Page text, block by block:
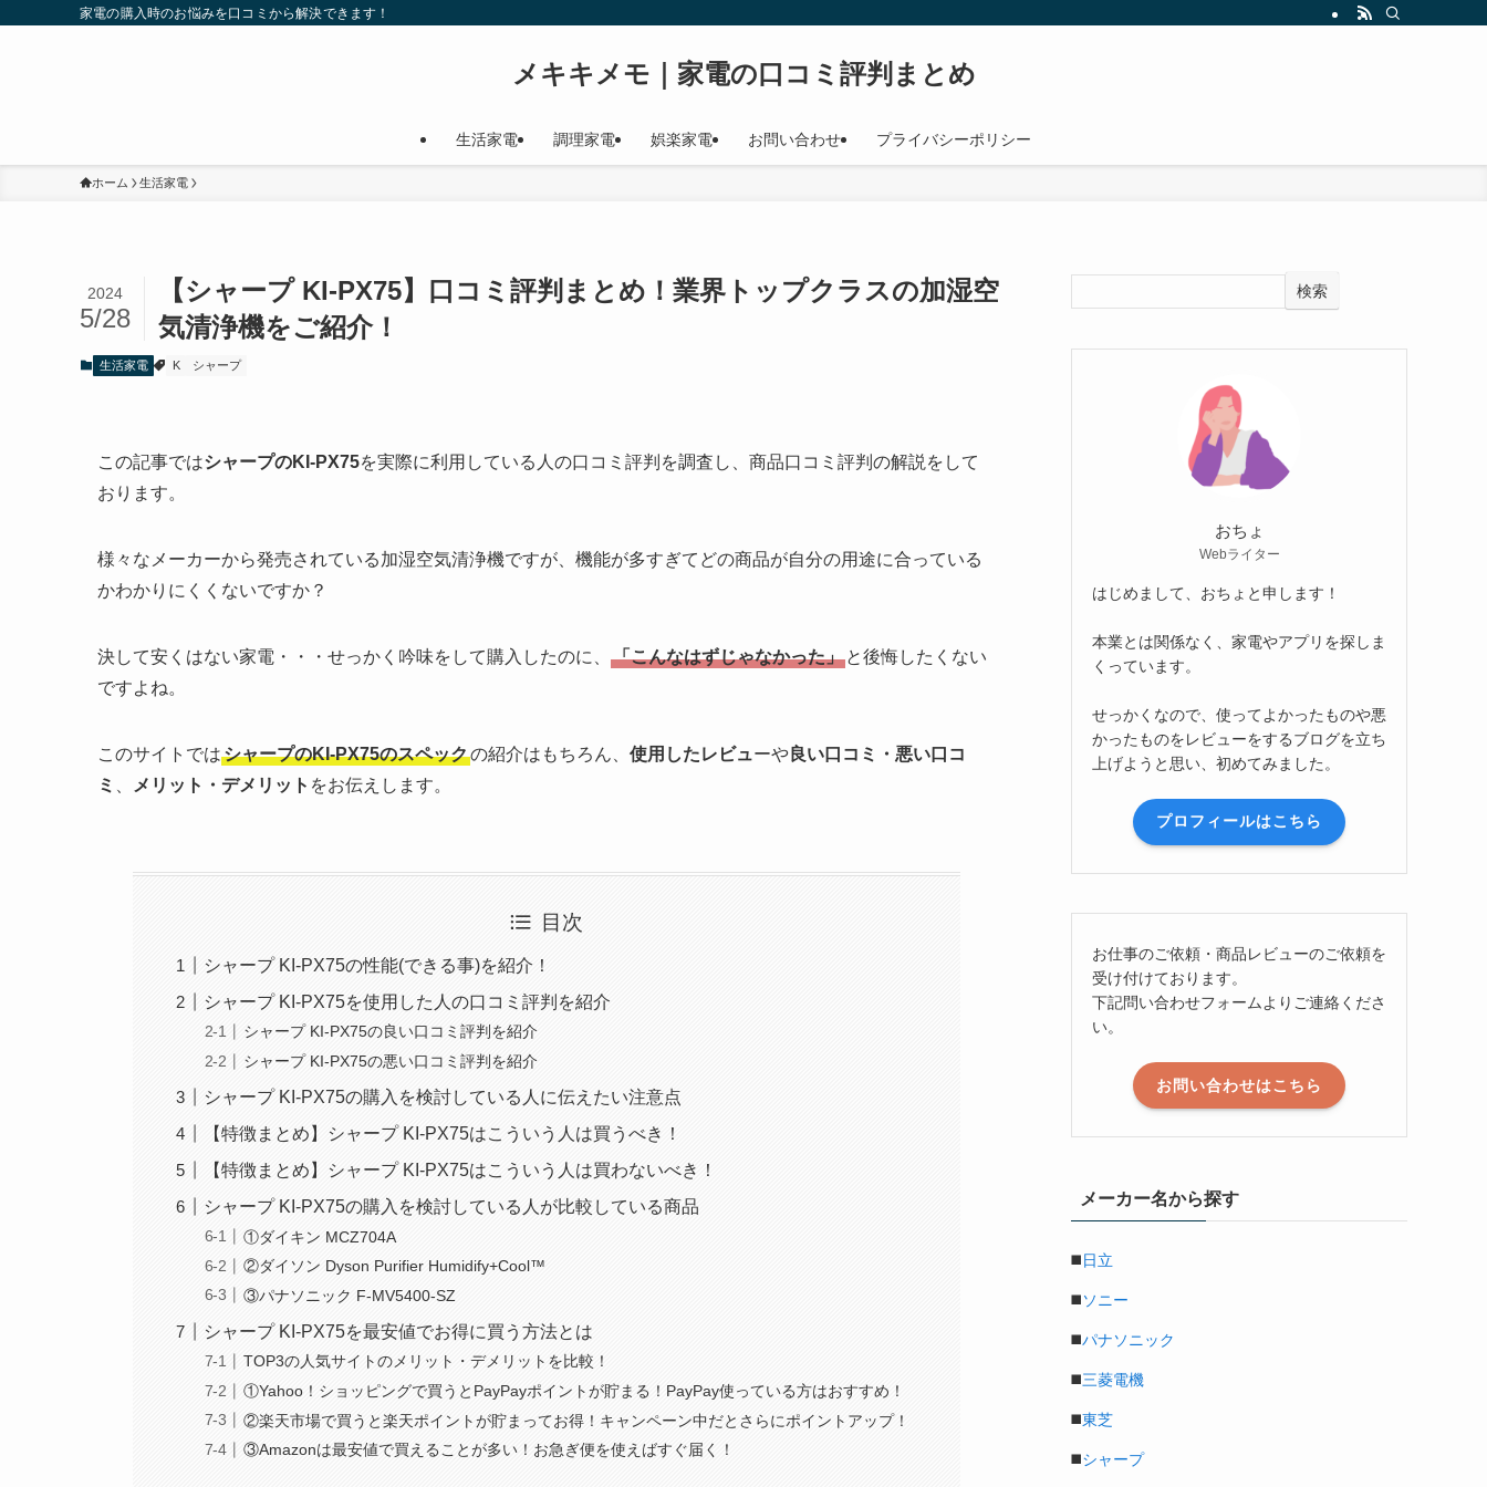
家電の購入時のお悩みを口コミから解決できます！
メキキメモ｜家電の口コミ評判まとめ
生活家電 調理家電 娯楽家電 お問い合わせ プライバシーポリシー
ホーム 生活家電
【シャープ KI-PX75】口コミ評判まとめ！業界トップクラスの加湿空
気清浄機をご紹介！
2024
5/28
生活家電 K シャープ
この記事ではシャープのKI-PX75を実際に利用している人の口コミ評判を調査し、商品口コミ評判の解説をして
おります。
様々なメーカーから発売されている加湿空気清浄機ですが、機能が多すぎてどの商品が自分の用途に合っている
かわかりにくくないですか？
決して安くはない家電・・・せっかく吟味をして購入したのに、 「こんなはずじゃなかった」 と後悔したくない
ですよね。
このサイトではシャープのKI-PX75のスペックの紹介はもちろん、 使用したレビューや 良い口コミ・悪い口コ
ミ
メリット・デメリット をお伝えします。
目次
シャープ KI-PX75の性能(できる事)を紹介！
シャープ KI-PX75を使用した人の口コミ評判を紹介
シャープ KI-PX75の良い口コミ評判を紹介
シャープ KI-PX75の悪い口コミ評判を紹介
シャープ KI-PX75の購入を検討している人に伝えたい注意点
【特徴まとめ】シャープ KI-PX75はこういう人は買うべき！
【特徴まとめ】シャープ KI-PX75はこういう人は買わないべき！
シャープ KI-PX75の購入を検討している人が比較している商品
①ダイキン MCZ704A
②ダイソン Dyson Purifier Humidify+Cool™
③パナソニック F-MV5400-SZ
シャープ KI-PX75を最安値でお得に買う方法とは
TOP3の人気サイトのメリット・デメリットを比較！
①Yahoo！ショッピングで買うとPayPayポイントが貯まる！PayPay使っている方はおすすめ！
②楽天市場で買うと楽天ポイントが貯まってお得！キャンペーン中だとさらにポイントアップ！
③Amazonは最安値で買えることが多い！お急ぎ便を使えばすぐ届く！
検索
おちょ
Webライター
はじめまして、おちょと申します！
本業とは関係なく、家電やアプリを探しま
くっています。
せっかくなので、使ってよかったものや悪
かったものをレビューをするブログを立ち
上げようと思い、初めてみました。
プロフィールはこちら
お仕事のご依頼・商品レビューのご依頼を
受け付けております。
下記問い合わせフォームよりご連絡くださ
い。
お問い合わせはこちら
メーカー名から探す
◼️日立
◼️ソニー
◼️パナソニック
◼️三菱電機
◼️東芝
◼️シャープ